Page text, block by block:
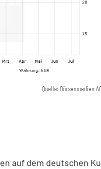
Quelle: Börsenmedien
auf dem deutschen